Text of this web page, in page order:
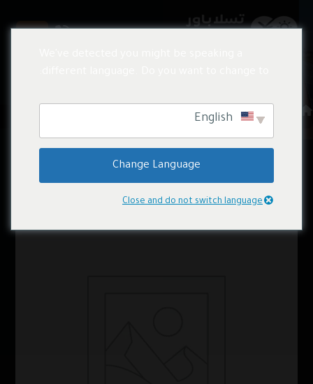
المنتجات
منتجات الطاقة الشمسية
Change Language
Close and do not switch language